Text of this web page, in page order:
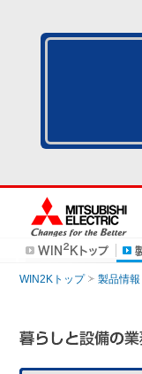
WIN2Kトップ 製品情報